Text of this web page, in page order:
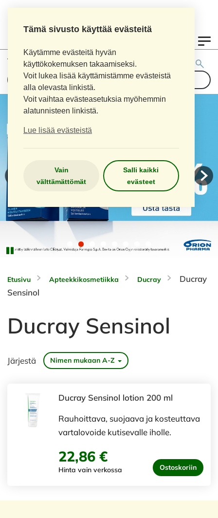
Tämä sivusto käyttää evästeitä
Käytämme evästeitä hyvän
käyttökokemuksen takaamiseksi.
Voit lukea lisää käyttämistämme evästeistä
alla olevasta linkistä.
Voit vaihtaa evästeasetuksia myöhemmin
alatunnisteen linkistä.
Lue lisää evästeistä
Vain
välttämättömät
Salli kaikki
evästeet
Tuotehaku:
Etusivu Apteekkikosmetiikka Ducray
Ducray
Sensinol
Ducray Sensinol
Järjestä Nimen mukaan A-Z
Ducray Sensinol lotion 200 ml
Rauhoittava, suojaava ja kosteuttava
vartalovoide kutisevalle iholle.
22,86 €
Hinta vain verkossa Ostoskoriin